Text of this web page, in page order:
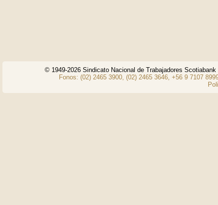
© 1949-2026 Sindicato Nacional de Trabajadores
Fonos: (02) 2465 3900, (02) 2465 3646, +56 9 7107